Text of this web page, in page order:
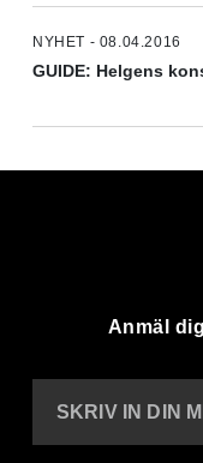
NYHET - 08.04.2016
GUIDE: Helgens
Anmäl
SKRIV IN DIN